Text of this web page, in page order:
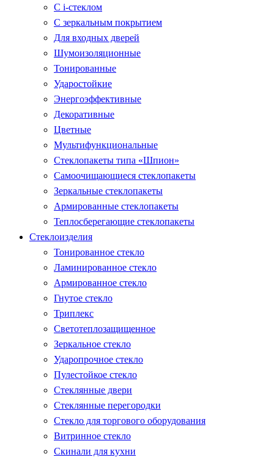
С i-стеклом
С зеркальным покрытием
Для входных дверей
Шумоизоляционные
Тонированные
Ударостойкие
Энергоэффективные
Декоративные
Цветные
Мультифункциональные
Стеклопакеты типа «Шпион»
Самоочищающиеся стеклопакеты
Зеркальные стеклопакеты
Армированные стеклопакеты
Теплосберегающие стеклопакеты
Стеклоизделия
Тонированное стекло
Ламинированное стекло
Армированное стекло
Гнутое стекло
Триплекс
Светотеплозащищенное
Зеркальное стекло
Ударопрочное стекло
Пулестойкое стекло
Стеклянные двери
Стеклянные перегородки
Стекло для торгового оборудования
Витринное стекло
Скинали для кухни